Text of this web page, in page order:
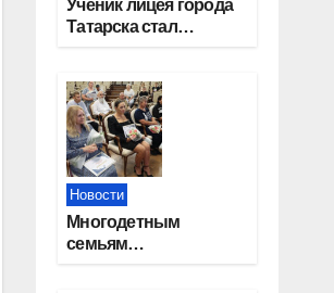
Ученик лицея города
Татарска стал
Новости
Многодетным
семьям